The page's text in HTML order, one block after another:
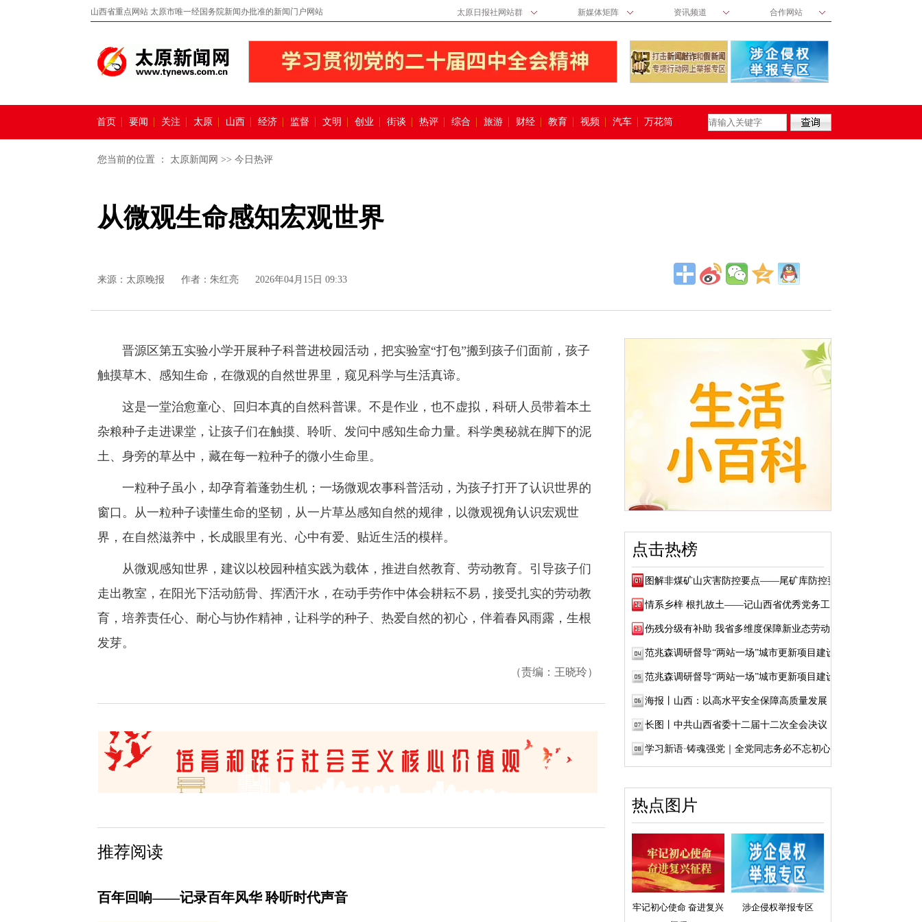
山西省重点网站 太原市唯一经国务院新闻办批准的新闻门户网站 太原日报社网站群 新媒体矩阵 资讯频道 合作网站
首页 要闻 关注 太原 山西 经济 监督 文明 创业 街谈 热评 综合 旅游 财经 教育 视频 汽车 万花筒
您当前的位置 ： 太原新闻网 >> 今日热评
从微观生命感知宏观世界
来源： 太原晚报 作者：朱红亮 2026年04月15日 09:33
晋源区第五实验小学开展种子科普进校园活动，把实验室“打包”搬到孩子们面前，孩子
触摸草木、感知生命，在微观的自然世界里，窥见科学与生活真谛。
这是一堂治愈童心、回归本真的自然科普课。不是作业，也不虚拟，科研人员带着本土
杂粮种子走进课堂，让孩子们在触摸、聆听、发问中感知生命力量。科学奥秘就在脚下的泥
土、身旁的草丛中，藏在每一粒种子的微小生命里。
一粒种子虽小，却孕育着蓬勃生机；一场微观农事科普活动，为孩子打开了认识世界的
窗口。从一粒种子读懂生命的坚韧，从一片草丛感知自然的规律，以微观视角认识宏观世
界，在自然滋养中，长成眼里有光、心中有爱、贴近生活的模样。
从微观感知世界，建议以校园种植实践为载体，推进自然教育、劳动教育。引导孩子们
走出教室，在阳光下活动筋骨、挥洒汗水，在动手劳作中体会耕耘不易，接受扎实的劳动教
育，培养责任心、耐心与协作精神，让科学的种子、热爱自然的初心，伴着春风雨露，生根
发芽。
（责编：王晓玲）
推荐阅读
百年回响——记录百年风华 聆听时代声音
点击热榜
图解非煤矿山灾害防控要点——尾矿库防控要点
情系乡梓 根扎故土——记山西省优秀党务工作...
伤残分级有补助 我省多维度保障新业态劳动者...
范兆森调研督导“两站一场”城市更新项目建设
范兆森调研督导“两站一场”城市更新项目建设
海报丨山西：以高水平安全保障高质量发展
长图丨中共山西省委十二届十二次全会决议
学习新语·铸魂强党｜全党同志务必不忘初心、...
热点图片
牢记初心使命 奋进复兴
涉企侵权举报专区